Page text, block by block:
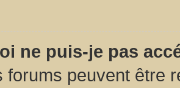
ne puis-je pas
forums peuvent être